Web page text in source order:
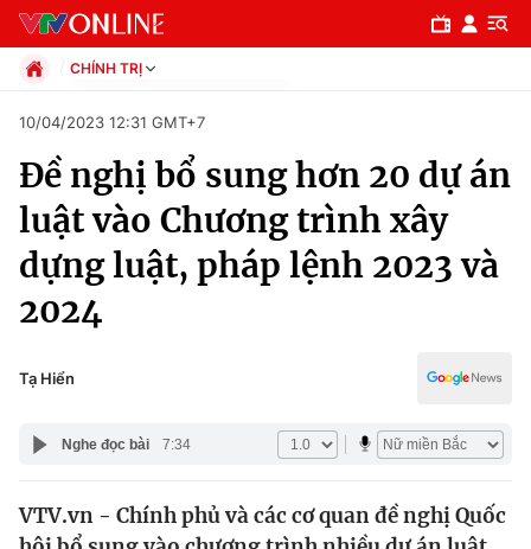
Chuyên mục
Chính trị
Xã hội
Pháp luật
Y tế
Thế giới
CHÍNH TRỊ
Xã hội
Pháp luật
Kinh tế
Thể thao
Truyền hình
Văn hóa - Giải trí
Y tế
10/04/2023 12:31 GMT+7
Đề nghị bổ sung hơn 20 dự án
luật vào Chương trình xây
dựng luật, pháp lệnh 2023 và
2024
Tạ Hiển
Nghe đọc bài 7:34
VTV.vn - Chính phủ và các cơ quan đề nghị Quốc